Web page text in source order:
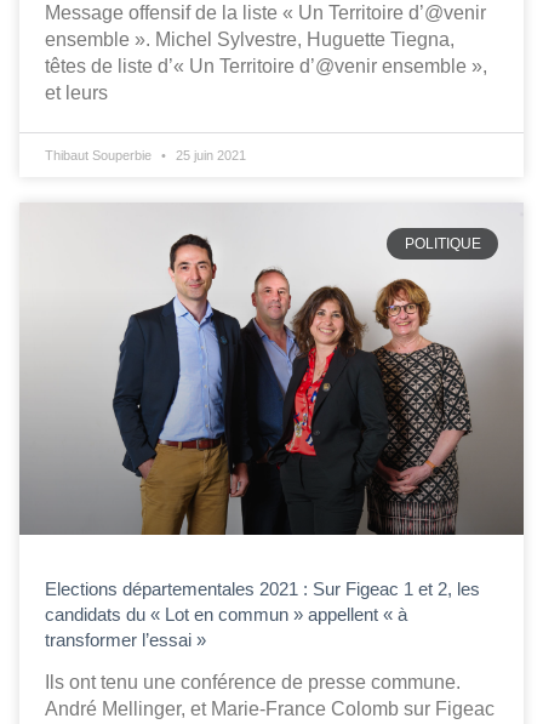
Message offensif de la liste « Un Territoire d’@venir
ensemble ». Michel Sylvestre, Huguette Tiegna,
têtes de liste d’« Un Territoire d’@venir ensemble »,
et leurs
Thibaut Souperbie 25 juin 2021
POLITIQUE
Elections départementales 2021 : Sur Figeac 1 et 2, les
candidats du « Lot en commun » appellent « à
transformer l’essai »
Ils ont tenu une conférence de presse commune.
André Mellinger, et Marie-France Colomb sur Figeac